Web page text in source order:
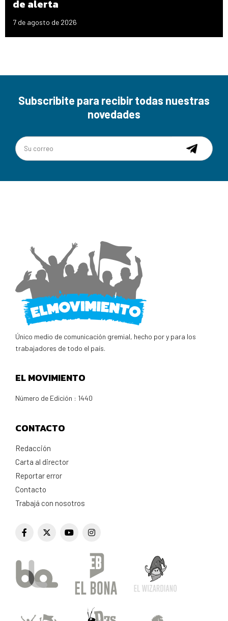
de alerta
7 de agosto de 2026
Subscribite para recibir todas nuestras
novedades
Único medio de comunicación gremial, hecho por y para los
trabajadores de todo el país.
EL MOVIMIENTO
Número de Edición : 1440
CONTACTO
Redacción
Carta al director
Reportar error
Contacto
Trabajá con nosotros